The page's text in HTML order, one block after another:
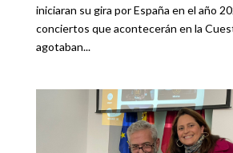
iniciaran su gira por España en el año
conciertos que acontecerán en la
agotaban...